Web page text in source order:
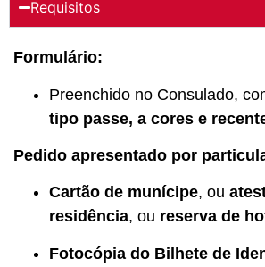
Requisitos
Formulário:
Preenchido no Consulado,
tipo passe, a cores e
Pedido apresentado por
Cartão de munícipe, ou
residência, ou reserva de
Fotocópia do Bilhete de